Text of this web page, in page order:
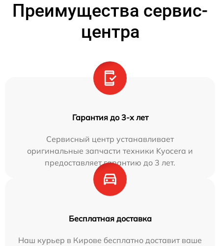
Преимущества сервис-
центра
Гарантия до 3-х лет
Сервисный центр устанавливает
оригинальные запчасти техники Kyocera и
предоставляет гарантию до 3 лет.
Бесплатная доставка
Наш курьер в Кирове бесплатно доставит ваше